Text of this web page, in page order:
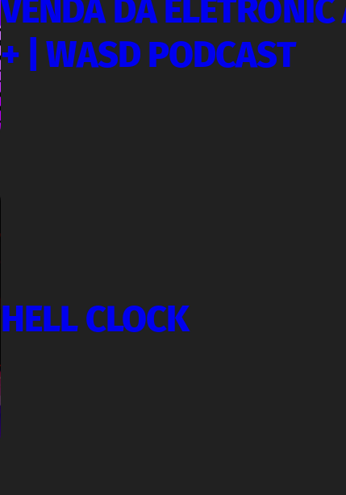
VENDA DA ELETRONIC
+ | WASD PODCAST
HELL CLOCK